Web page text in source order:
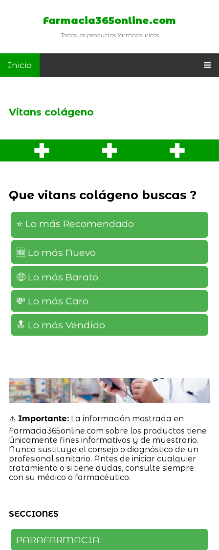
Farmacia365online.com
Todos los productos farmaceuticos
Inicio
Vitans colágeno
Que vitans colágeno buscas ?
⭐️ Lo más Recomendado
🆕️ Lo más Nuevo
🤑 Lo más Barato
💸 Lo más Caro
🔝 Lo más Vendido
⚠️ Importante:La información mostrada en
Farmacia365online.com sobre los productos tiene
únicamente fines informativos y de muestrario.
Nunca sustituye el consejo o diagnóstico de un
profesional sanitario. Antes de iniciar cualquier
tratamiento o si tiene dudas, consulte siempre
con su médico o farmacéutico.
SECCIONES
PARAFARMACIA